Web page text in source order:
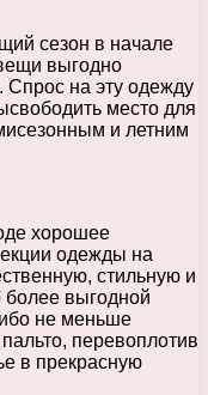
сезон в начале
выгодно
Спрос на эту одежду
место для
и летним
хорошее
одежды на
стильную и
более выгодной
не меньше
перевоплотив
в прекрасную